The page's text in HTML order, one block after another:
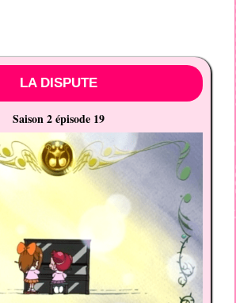
LA DISPUTE
Saison 2 épisode 19